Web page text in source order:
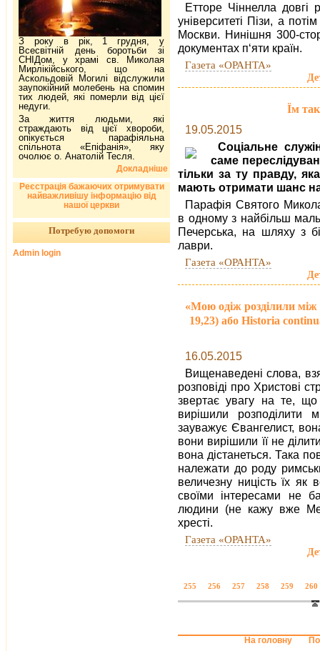
Етторе Чіннелла довгі
університеті Пізи, а
Москви. Нинішня 300-
документах п‘яти країн.
Газета «ОРАНТА»
Їм
19.05.2015
Соціальне
саме
тільки за ту правду,
мають отримати шанс
Парафія Святого
в одному з найбільш
Печерська, на шляху з
лаври.
Газета «ОРАНТА»
«Мою одіж розділили
19,23) або Historia
16.05.2015
Вищенаведені слова,
розповіді про Христові
звертає увагу на те, що
вирішили
зауважує Євангелист,
вони вирішили її не
вона дістанеться. Така
належати до роду
величезну ницість їх як
своїми інтересами не
людини (не кажу вже
хресті.
Газета «ОРАНТА»
255 256 257 258 259 260
З року в рік, 1 грудня, у
Всесвітній день боротьби зі
СНІДом, у храмі св. Миколая
Мирлікійського, що на
Аскольдовій Могилі відслужили
заупокійний молебень на спомин
тих людей, які померли від цієї
недуги.
За життя людьми, які
страждають від цієї хвороби,
опікується парафіяльна
спільнота «Епіфанія», яку
очолює о. Анатолій Тесля.
Докладніше
Реєстрація бажаючих отримувати
найважливішу інформацію від
нашої церкви
Потребую допомоги
Admin login
На головну